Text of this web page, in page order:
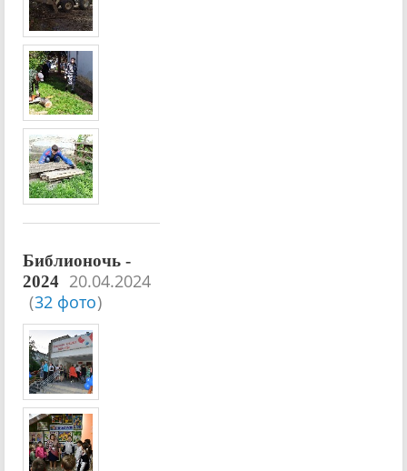
Библионочь -
2024 20.04.2024
(32 фото)